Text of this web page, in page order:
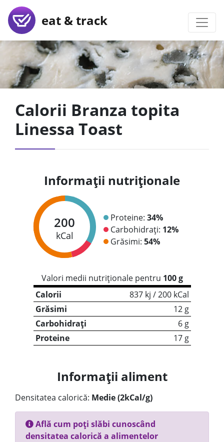
eat & track
Calorii Branza topita
Linessa Toast
Informații nutriționale
200
kCal
Proteine: 34%
Carbohidrați: 12%
Grăsimi: 54%
Valori medii nutriționale pentru 100 g
Calorii
837 kj / 200 kCal
Grăsimi
12 g
Carbohidrați
6 g
Proteine
17 g
Informații aliment
Densitatea calorică: Medie (2kCal/g)
Află cum poți slăbi cunoscând
densitatea calorică a alimentelor